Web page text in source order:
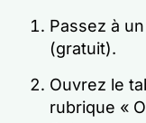
Passez à
(gratuit).
Ouvrez le
rubrique «